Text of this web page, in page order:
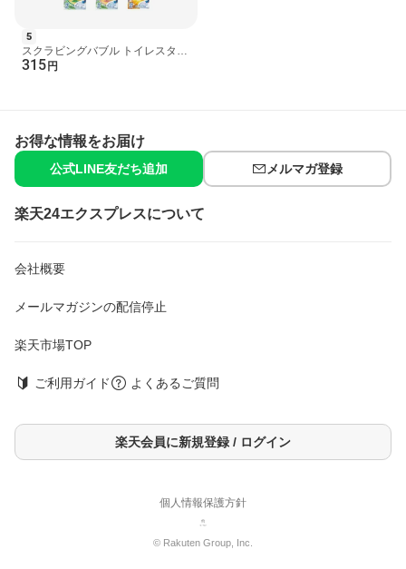
5
スクラビングバブル トイレスタン
プ 防汚 本体 38g トイレ用 掃除用
315 円
お得な情報をお届け
公式LINE友だち追加 メルマガ登録
楽天24エクスプレスについて
会社概要
メールマガジンの配信停止
楽天市場TOP
ご利用ガイド よくあるご質問
楽天会員に新規登録 / ログイン
個人情報保護方針
© Rakuten Group, Inc.